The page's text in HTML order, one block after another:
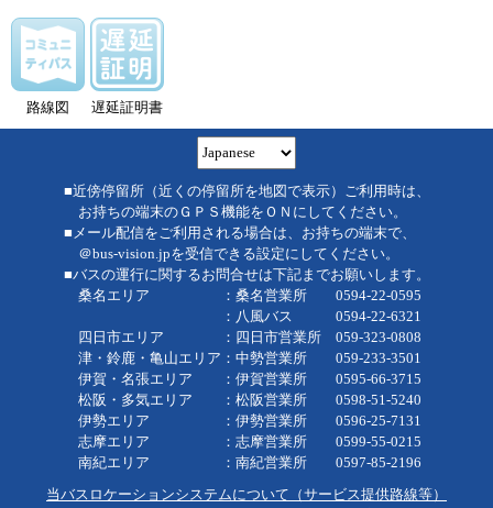
路線図 遅延証明書
■近傍停留所（近くの停留所を地図で表示）ご利用時は、
お持ちの端末のＧＰＳ機能をＯＮにしてください。
■メール配信をご利用される場合は、お持ちの端末で、
＠bus-vision.jpを受信できる設定にしてください。
■バスの運行に関するお問合せは下記までお願いします。
桑名エリア ：桑名営業所 0594-22-0595
：八風バス 0594-22-6321
四日市エリア ：四日市営業所 059-323-0808
津・鈴鹿・亀山エリア：中勢営業所 059-233-3501
伊賀・名張エリア ：伊賀営業所 0595-66-3715
松阪・多気エリア ：松阪営業所 0598-51-5240
伊勢エリア ：伊勢営業所 0596-25-7131
志摩エリア ：志摩営業所 0599-55-0215
南紀エリア ：南紀営業所 0597-85-2196
当バスロケーションシステムについて（サービス提供路線等）